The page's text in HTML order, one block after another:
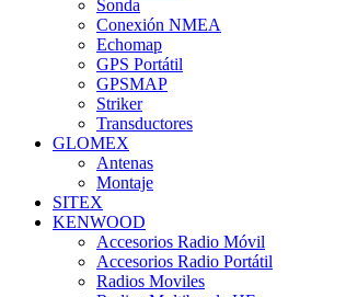
Sonda
Conexión NMEA
Echomap
GPS Portátil
GPSMAP
Striker
Transductores
GLOMEX
Antenas
Montaje
SITEX
KENWOOD
Accesorios Radio Móvil
Accesorios Radio Portátil
Radios Moviles